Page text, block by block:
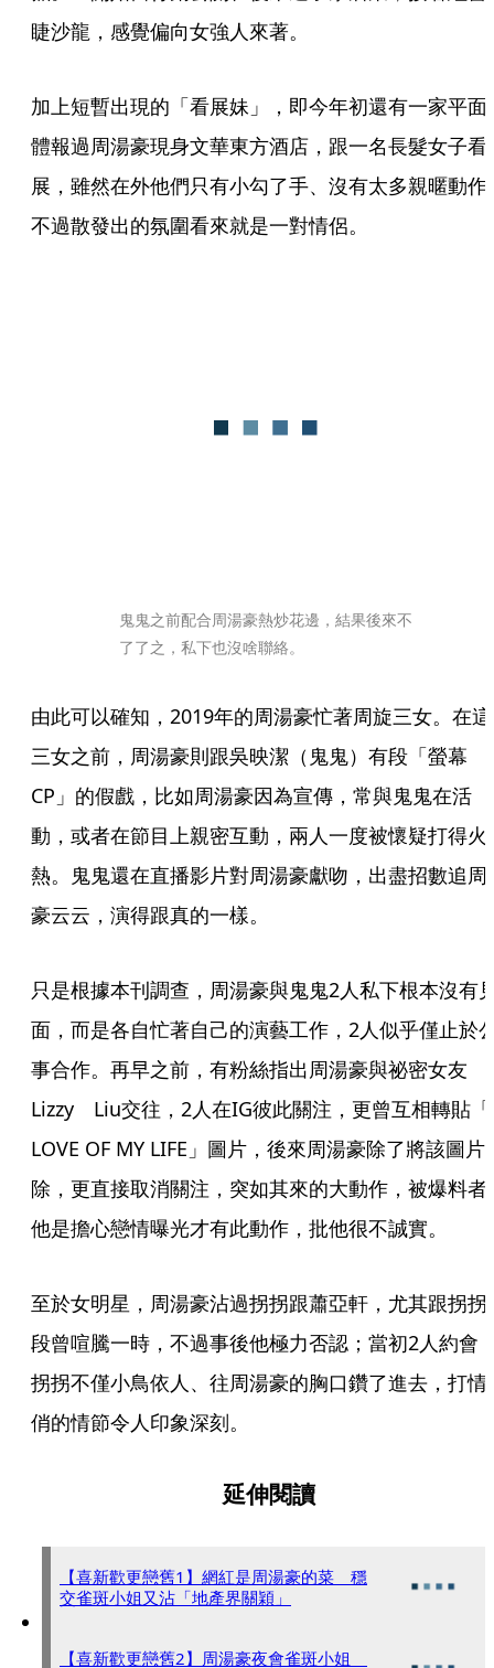
睫沙龍，感覺偏向女強人來著。
加上短暫出現的「看展妹」，即今年初還有一家平面
體報過周湯豪現身文華東方酒店，跟一名長髮女子看
展，雖然在外他們只有小勾了手、沒有太多親暱動作
不過散發出的氛圍看來就是一對情侶。
鬼鬼之前配合周湯豪熱炒花邊，結果後來不
了了之，私下也沒啥聯絡。
由此可以確知，2019年的周湯豪忙著周旋三女。在這
三女之前，周湯豪則跟吳映潔（鬼鬼）有段「螢幕
CP」的假戲，比如周湯豪因為宣傳，常與鬼鬼在活
動，或者在節目上親密互動，兩人一度被懷疑打得火
熱。鬼鬼還在直播影片對周湯豪獻吻，出盡招數追周
豪云云，演得跟真的一樣。
只是根據本刊調查，周湯豪與鬼鬼2人私下根本沒有
面，而是各自忙著自己的演藝工作，2人似乎僅止於
事合作。再早之前，有粉絲指出周湯豪與祕密女友
Lizzy　Liu交往，2人在IG彼此關注，更曾互相轉貼「
LOVE OF MY LIFE」圖片，後來周湯豪除了將該圖片
除，更直接取消關注，突如其來的大動作，被爆料者
他是擔心戀情曝光才有此動作，批他很不誠實。
至於女明星，周湯豪沾過拐拐跟蕭亞軒，尤其跟拐拐
段曾喧騰一時，不過事後他極力否認；當初2人約會
拐拐不僅小鳥依人、往周湯豪的胸口鑽了進去，打情
俏的情節令人印象深刻。
延伸閱讀
【喜新歡更戀舊1】網紅是周湯豪的菜 穩
交雀斑小姐又沾「地產界關穎」
【喜新歡更戀舊2】周湯豪夜會雀斑小姐